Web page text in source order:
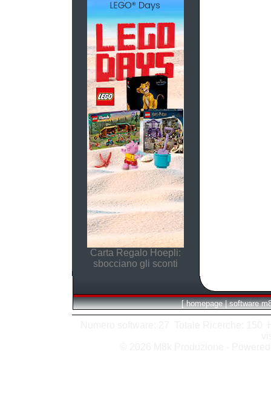
Carta Regalo Hoepli:
sbocciano gli sconti
[ homepage | software